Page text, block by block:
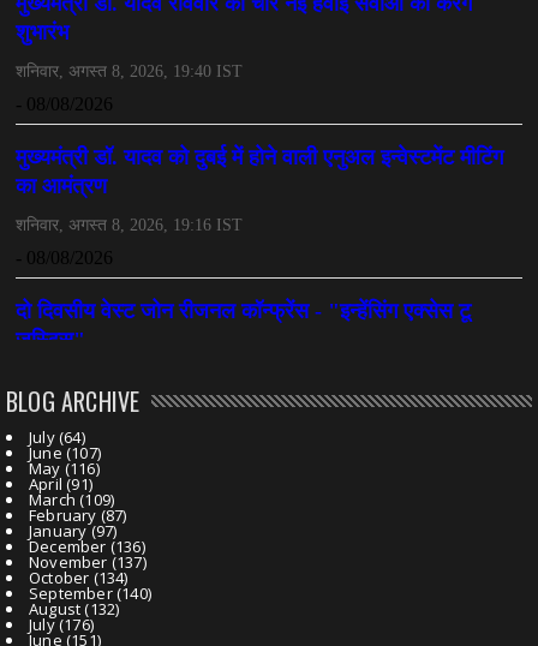
CHHATTISGARH
July 07, 2026
BLOG ARCHIVE
July(64)
June(107)
May (116)
April (91)
March (109)
February (87)
January(97)
December (136)
November (137)
October (134)
September(140)
August(132)
July(176)
June(151)